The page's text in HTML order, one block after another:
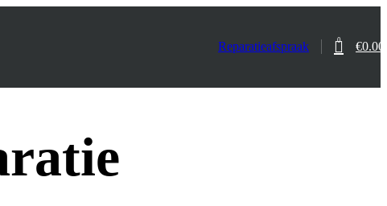
Reparatieafspraak 0 €0.00